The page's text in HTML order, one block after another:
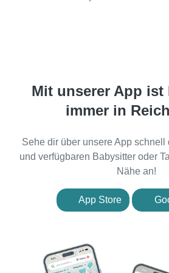
Mit unserer App ist
immer in
Sehe dir über unsere App
und verfügbaren Babysitter oder
Nähe an!
App Store